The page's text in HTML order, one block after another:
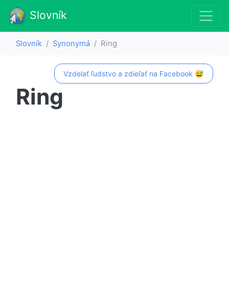
Slovník
Slovník Synonymá Ring
Vzdelať ľudstvo a zdieľať na Facebook 😅
Ring